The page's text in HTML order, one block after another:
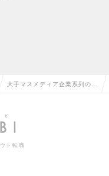
大手マスメディア企業系列のセ
トディレクターの求人情報
ト転職